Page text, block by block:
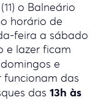
o Balneário
horário de
feira a sábado
e lazer ficam
e
funcionam das
das13h às